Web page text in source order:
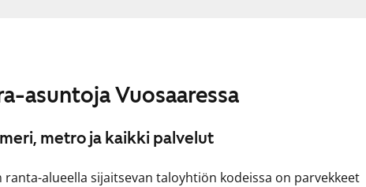
asuntoja Vuosaaressa
metro ja kaikki palvelut
ranta-alueella sijaitsevan taloyhtiön kodeissa on parvekkeet